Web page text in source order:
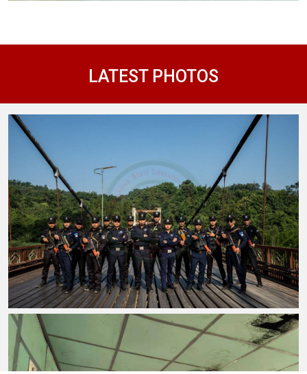
LATEST PHOTOS